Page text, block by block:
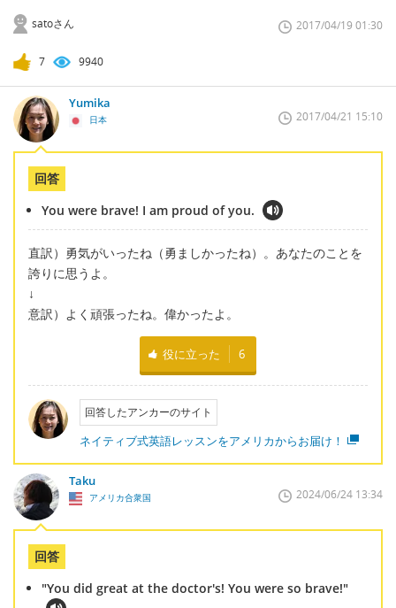
satoさん 2017/04/19 01:30
7 9940
Yumika
日本 2017/04/21 15:10
回答
You were brave! I am proud of you.
直訳）勇気がいったね（勇ましかったね）。あなたのことを
誇りに思うよ。
↓
意訳）よく頑張ったね。偉かったよ。
役に立った 6
回答したアンカーのサイト
ネイティブ式英語レッスンをアメリカからお届け！
Taku
アメリカ合衆国 2024/06/24 13:34
回答
"You did great at the doctor's! You were so brave!"